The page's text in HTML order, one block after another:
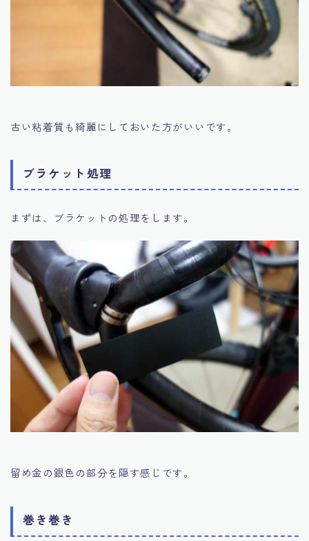
古い粘着質も綺麗にしておいた方がいいです。
ブラケット処理
まずは、ブラケットの処理をします。
留め金の銀色の部分を隠す感じです。
巻き巻き